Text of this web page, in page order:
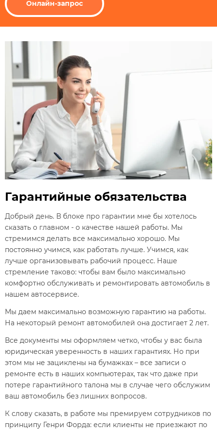
Онлайн-запрос
Гарантийные обязательства
Добрый день. В блоке про гарантии мне бы хотелось
сказать о главном - о качестве нашей работы. Мы
стремимся делать все максимально хорошо. Мы
постоянно учимся, как работать лучше. Учимся, как
лучше организовывать рабочий процесс. Наше
стремление таково: чтобы вам было максимально
комфортно обслуживать и ремонтировать автомобиль в
нашем автосервисе.
Мы даем максимально возможную гарантию на работы.
На некоторый ремонт автомобилей она достигает 2 лет.
Все документы мы оформляем четко, чтобы у вас была
юридическая уверенность в наших гарантиях. Но при
этом мы не зациклены на бумажках – все записи о
ремонте есть в наших компьютерах, так что даже при
потере гарантийного талона мы в случае чего обслужим
ваш автомобиль без лишних вопросов.
К слову сказать, в работе мы премируем сотрудников по
принципу Генри Форда: если клиенты не приезжают по